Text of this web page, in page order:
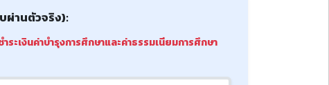
ผ่านตัวจริง):
ะเงินค่าบำรุงการศึกษาและค่าธรรมเนียมการศึกษา